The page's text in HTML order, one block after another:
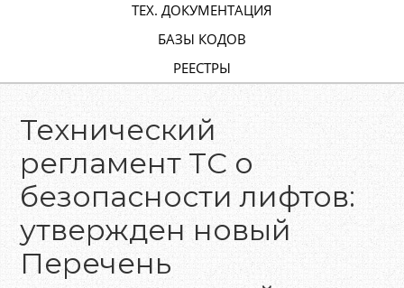
ТЕХ. ДОКУМЕНТАЦИЯ
БАЗЫ КОДОВ
РЕЕСТРЫ
Технический
регламент ТС о
безопасности лифтов:
утвержден новый
Перечень